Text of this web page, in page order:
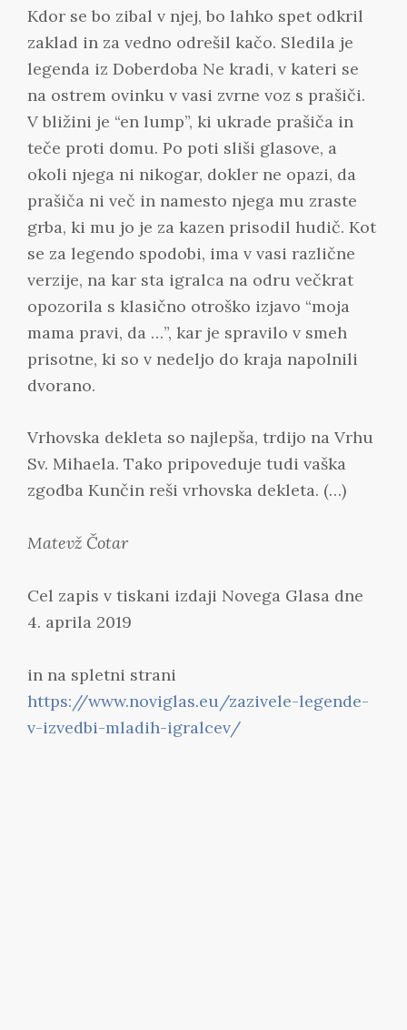
Kdor se bo zibal v njej, bo lahko spet odkril
zaklad in za vedno odrešil kačo. Sledila je
legenda iz Doberdoba Ne kradi, v kateri se
na ostrem ovinku v vasi zvrne voz s prašiči.
V bližini je “en lump”, ki ukrade prašiča in
teče proti domu. Po poti sliši glasove, a
okoli njega ni nikogar, dokler ne opazi, da
prašiča ni več in namesto njega mu zraste
grba, ki mu jo je za kazen prisodil hudič. Kot
se za legendo spodobi, ima v vasi različne
verzije, na kar sta igralca na odru večkrat
opozorila s klasično otroško izjavo “moja
mama pravi, da …”, kar je spravilo v smeh
prisotne, ki so v nedeljo do kraja napolnili
dvorano.
Vrhovska dekleta so najlepša, trdijo na Vrhu
Sv. Mihaela. Tako pripoveduje tudi vaška
zgodba Kunčin reši vrhovska dekleta. (…)
Matevž Čotar
Cel zapis v tiskani izdaji Novega Glasa dne
4. aprila 2019
in na spletni strani
https://www.noviglas.eu/zazivele-legende-
v-izvedbi-mladih-igralcev/